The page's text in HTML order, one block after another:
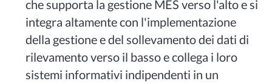
che supporta la gestione MES verso l'alto e si
integra altamente con l'implementazione
della gestione e del sollevamento dei dati di
rilevamento verso il basso e collega i loro
sistemi informativi indipendenti in un